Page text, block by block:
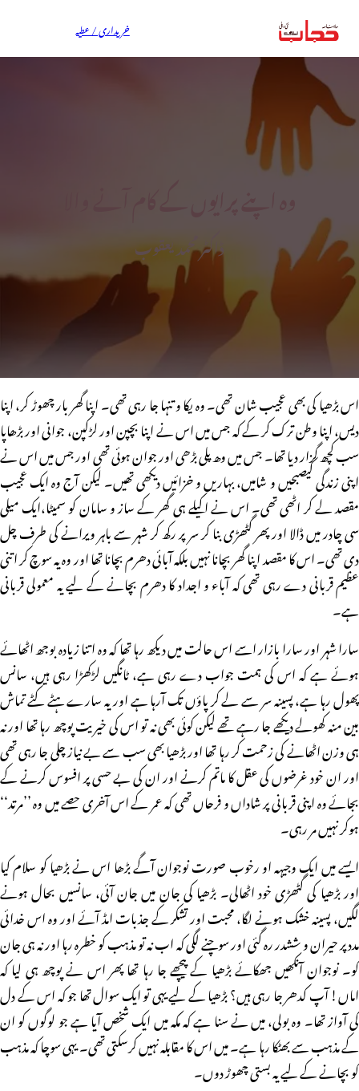
خریداری / عطیہ
ڈاکٹر محمد یعقوب
اس بڑھیا کی بھی عجیب شان تھی۔ وہ یکا و تنہا جا رہی تھی۔ اپنا گھر بار چھوڑ کر، اپنا
دیس، اپنا وطن ترک کر کے کہ جس میں اس نے اپنا بچپن اور لڑکپن، جوانی اور بڑھاپا
سب کچھ گزار دیا تھا۔ جس میں وھ پلی بڑھی اور جوان ہوئی تھی اور جس میں اس نے
اپنی زندگی کیصبحیں و شامیں، بہاریں و خزائیں دیکھی تھیں۔ لیکن آج وہ ایک عجیب
مقصد لے کر اٹھی تھی۔ اس نے اکیلے ہی گھر کے ساز و سامان کو سمیٹا،ایک میلی
سی چادر میں ڈالا اور پھر گٹھڑی بنا کر سر پر رکھ کر شہر سے باہر ویرانے کی طرف چل
دی تھی۔ اس کا مقصد اپنا گھر بچانا نہیں بلکہ آبائی دھرم بچانا تھا اور وہ یہ سوچ کر اتنی
عظیم قربانی دے رہی تھی کہ آباء و اجداد کا دھرم بچانے کے لیے یہ معمولی قربانی
ہے۔
سارا شہر اور سارا بازار اسے اس حالت میں دیکھ رہا تھا کہ وہ اتنا زیادہ بوجھ اٹھائے
ہوئے ہے کہ اس کی ہمت جواب دے رہی ہے، ٹانگیں لڑکھڑا رہی ہیں، سانس
پھول رہا ہے، پسینہ سر سے لے کر پاؤں تک آرہا ہے اور یہ سارے ہٹے کٹے تماش
بین منہ کھولے دیکھے جا رہے تھے لیکن کوئی بھی نہ تو اس کی خیریت پوچھ رہا تھا اور نہ
ہی وزن اٹھانے کی زحمت کر رہا تھا اور بڑھیا بھی سب سے بے نیاز چلی جا رہی تھی
اور ان خود غرضوں کی عقل کا ماتم کرنے اور ان کی بے حسی پر افسوس کرنے کے
بجائے وہ اپنی قربانی پر شاداں و فرحاں تھی کہ عمر کے اس آخری حصے میں وہ ’’مرتد‘‘
ہوکر نہیں مر رہی۔
ایسے میں ایک وجیہہ او رخوب صورت نوجوان آگے بڑھا اس نے بڑھیا کو سلام کیا
اور بڑھیا کی گٹھڑی خود اٹھالی۔ بڑھیا کی جان میں جان آئی، سانسیں بحال ہونے
لگیں، پسینہ خشک ہونے لگا، محبت اور تشکر کے جذبات امڈ آئے اور وہ اس خدائی
مدد پر حیران و ششدر رہ گئی اور سوچنے لگی کہ اب نہ تو مذہب کو خطرہ رہا اور نہ ہی جان
کو۔ نوجوان آنکھیں جھکائے بڑھیا کے پیچھے جا رہا تھا پھر اس نے پوچھ ہی لیا کہ
اماں! آپ کدھر جا رہی ہیں؟ بڑھیا کے لیے یہی تو ایک سوال تھا جو کہ اس کے دل
کی آواز تھا۔ وہ بولی، میں نے سنا ہے کہ مکہ میں ایک شخص آیا ہے جو لوگوں کو ان
کے مذہب سے بھٹکا رہا ہے۔ میں اس کا مقابلہ نہیں کرسکتی تھی۔ یہی سوچا کہ مذہب
کو بچانے کے لیے یہ بستی چھوڑ دوں۔